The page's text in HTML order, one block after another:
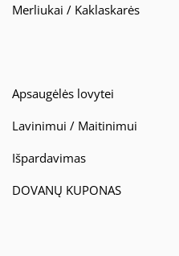
Merliukai / Kaklaskarės
Apsaugėlės lovytei
Lavinimui / Maitinimui
Išpardavimas
DOVANŲ KUPONAS